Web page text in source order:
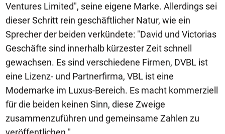
Ventures Limited", seine eigene Marke. Allerdings sei
dieser Schritt rein geschäftlicher Natur, wie ein
Sprecher der beiden verkündete: "David und Victorias
Geschäfte sind innerhalb kürzester Zeit schnell
gewachsen. Es sind verschiedene Firmen, DVBL ist
eine Lizenz- und Partnerfirma, VBL ist eine
Modemarke im Luxus-Bereich. Es macht kommerziell
für die beiden keinen Sinn, diese Zweige
zusammenzuführen und gemeinsame Zahlen zu